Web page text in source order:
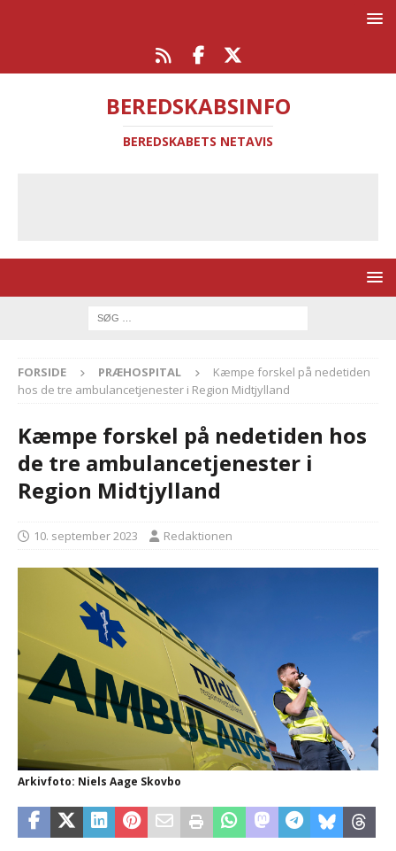
BEREDSKABSINFO
BEREDSKABETS NETAVIS
FORSIDE PRÆHOSPITAL
Kæmpe forskel på nedetiden
hos de tre ambulancetjenester i Region Midtjylland
Kæmpe forskel på nedetiden hos
de tre ambulancetjenester i
Region Midtjylland
10. september 2023 Redaktionen
Arkivfoto: Niels Aage Skovbo